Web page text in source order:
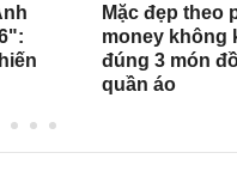
Mặc đẹp theo
money không
đúng 3 món
quần áo